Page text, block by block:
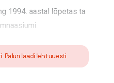
1994. aastal lõpetas ta
Palun laadi leht uuesti.